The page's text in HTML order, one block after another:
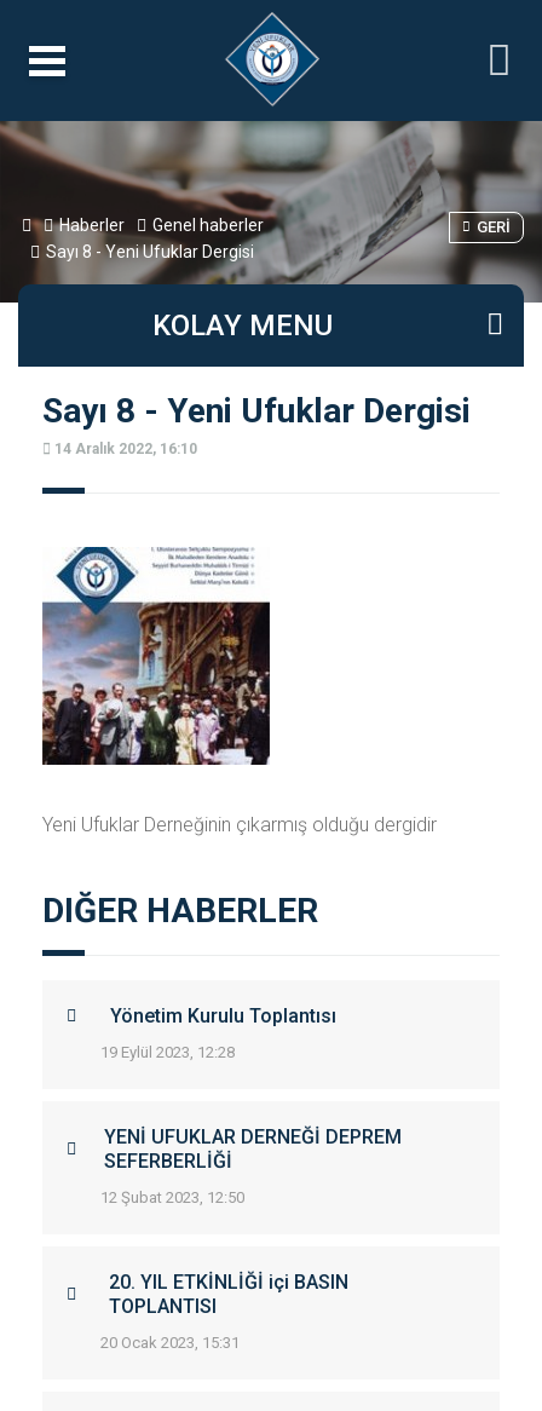
Haberler
Genel haberler
Sayı 8 - Yeni Ufuklar Dergisi
GERI
KOLAY MENU
Sayı 8 - Yeni Ufuklar Dergisi
14 Aralık 2022, 16:10
Yeni Ufuklar Derneğinin çıkarmış olduğu dergidir
DIĞER HABERLER
Yönetim Kurulu Toplantısı
19 Eylül 2023, 12:28
YENİ UFUKLAR DERNEĞİ DEPREM
SEFERBERLİĞİ
12 Şubat 2023, 12:50
20. YIL ETKİNLİĞİ içi BASIN
TOPLANTISI
20 Ocak 2023, 15:31